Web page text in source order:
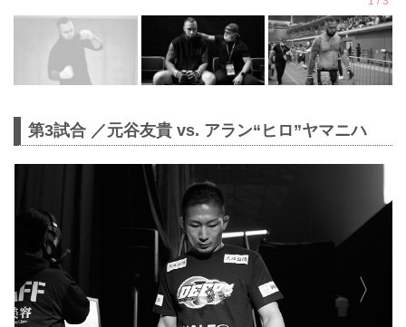
第3試合 ／元谷友貴 vs. アラン“ヒロ”ヤマニハ